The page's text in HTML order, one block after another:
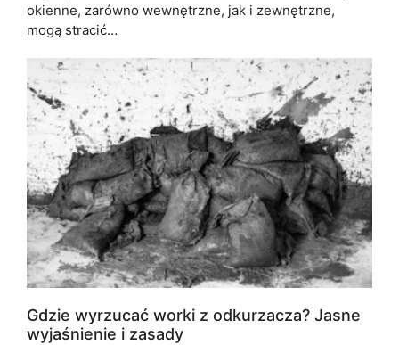
okienne, zarówno wewnętrzne, jak i zewnętrzne,
mogą stracić…
Gdzie wyrzucać worki z odkurzacza? Jasne
wyjaśnienie i zasady